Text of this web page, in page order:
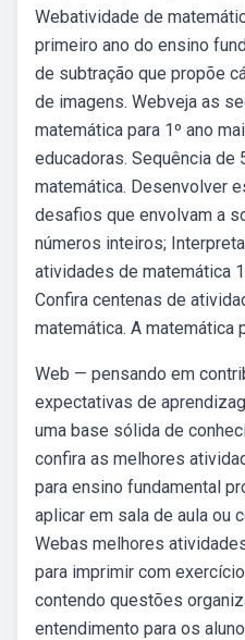
Webatividade de
primeiro ano do ensino
de subtração que propõe
de imagens. Webveja as
matemática para 1º ano
educadoras. Sequência de
matemática. Desenvolver
desafios que envolvam a
números inteiros;
atividades de matemática
Confira centenas de
matemática. A matemática
Web — pensando em
expectativas de
uma base sólida de
confira as melhores
para ensino fundamental
aplicar em sala de aula ou
Webas melhores
para imprimir com
contendo questões
entendimento para os